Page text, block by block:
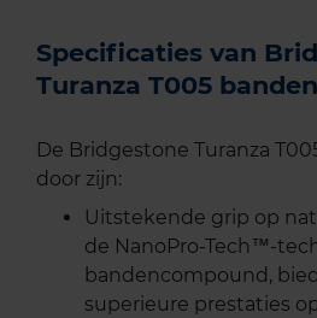
Specificaties van
Turanza T005 banden
De Bridgestone Turanza
door zijn:
Uitstekende grip op
de NanoPro-Tech™-
bandencompound,
superieure prestaties